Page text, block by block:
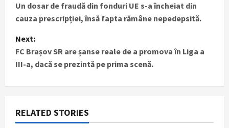
o
s
t
v
Un dosar de fraudă din fonduri UE s-a încheiat din
cauza prescripției, însă fapta rămâne nepedepsită.
Next:
FC Brașov SR are șanse reale de a promova în Liga a
III-a, dacă se prezintă pe prima scenă.
RELATED STORIES